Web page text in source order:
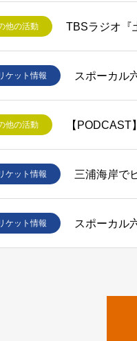
他の活動
ケット情報 スポーカル
他の活動 【
ケット情報 三浦海岸で
ケット情報 スポーカル